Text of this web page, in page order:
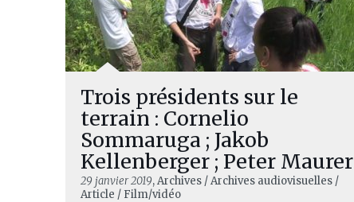
Trois présidents sur le
terrain : Cornelio
Sommaruga ; Jakob
Kellenberger ; Peter Maurer
29 janvier 2019, Archives / Archives audiovisuelles /
Article / Film/vidéo